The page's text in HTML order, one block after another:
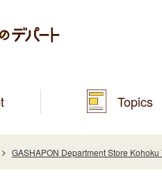
Topics
GASHAPON Department Store Kohoku